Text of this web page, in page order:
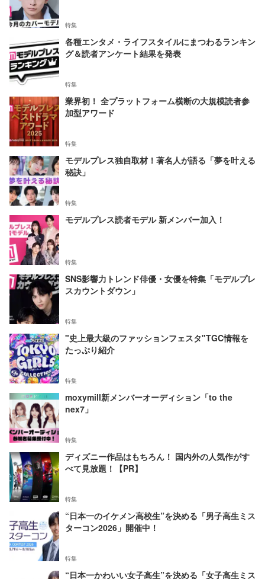
特集
各種エンタメ・ライフスタイルにまつわるランキン
グ＆読者アンケート結果を発表
特集
業界初！ 全プラットフォーム横断の大規模読者参
加型アワード
特集
モデルプレス独自取材！著名人が語る「夢を叶える
秘訣」
特集
モデルプレス読者モデル 新メンバー加入！
特集
SNS影響力トレンド俳優・女優を特集「モデルプレ
スカウントダウン」
特集
"史上最大級のファッションフェスタ"TGC情報を
たっぷり紹介
特集
moxymill新メンバーオーディション「to the
nex7」
特集
ディズニー作品はもちろん！ 国内外の人気作がす
べて見放題！【PR】
特集
“日本一のイケメン高校生”を決める「男子高生ミス
ターコン2026」開催中！
特集
“日本一かわいい女子高生”を決める「女子高生ミス